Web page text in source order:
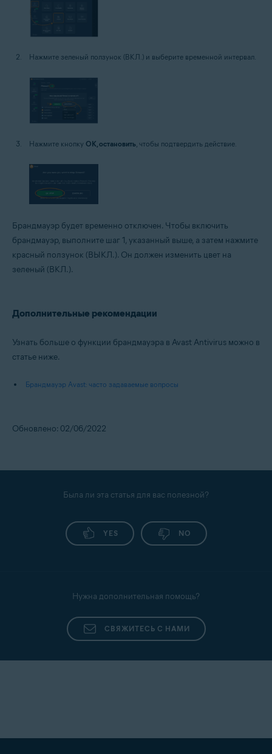
Нажмите зеленый ползунок (ВКЛ.) и выберите временной интервал.
Нажмите кнопку ОК, остановить , чтобы подтвердить действие.
Брандмауэр будет временно отключен. Чтобы включить
брандмауэр, выполните шаг 1, указанный выше, а затем нажмите
красный ползунок (ВЫКЛ.). Он должен изменить цвет на
зеленый (ВКЛ.).
Дополнительные рекомендации
Узнать больше о функции брандмауэра в Avast Antivirus можно в
статье ниже.
Брандмауэр Avast: часто задаваемые вопросы
Обновлено: 02/06/2022
Была ли эта статья для вас полезной?
YES NO
Нужна дополнительная помощь?
СВЯЖИТЕСЬ С НАМИ